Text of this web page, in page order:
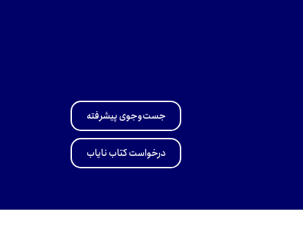
جست‌وجوی پیشرفته
درخواست کتاب نایاب